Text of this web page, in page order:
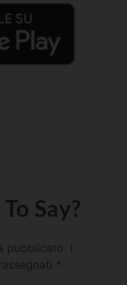
Say?
pubblicato.
*